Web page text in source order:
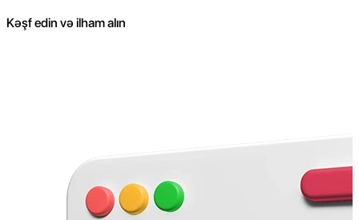
Kəşf edin və ilham alın